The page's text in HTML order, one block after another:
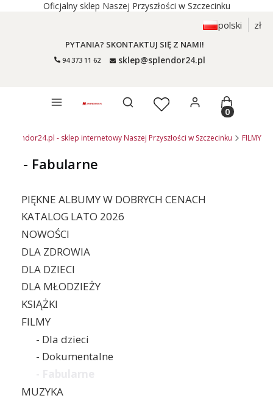
Oficjalny sklep Naszej Przyszłości w Szczecinku
polski zł
PYTANIA? SKONTAKTUJ SIĘ Z NAMI!
94 373 11 62 sklep@splendor24.pl
Otwórz wyszukiwarkęProdukty
Splendor24.pl - sklep internetowy Naszej Przyszłości w Szczecinku FILMY
- Fabularne
PIĘKNE ALBUMY W DOBRYCH CENACH
KATALOG LATO 2026
NOWOŚCI
DLA ZDROWIA
DLA DZIECI
DLA MŁODZIEŻY
KSIĄŻKI
FILMY
- Dla dzieci
- Dokumentalne
MUZYKA